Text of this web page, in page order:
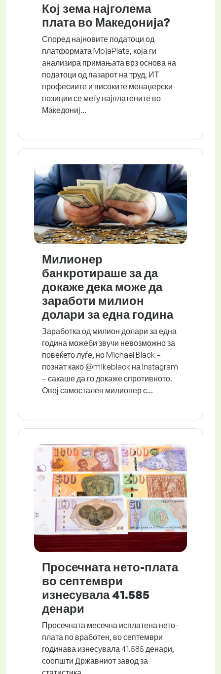
Кој зема најголема
плата во Македонија?
Според најновите податоци од
платформата MojaPlata, која ги
анализира примањата врз основа на
податоци од пазарот на труд, ИТ
професиите и високите менаџерски
позиции се меѓу најплатените во
Македониј...
Милионер
банкротираше за да
докаже дека може да
заработи милион
долари за една година
Заработка од милион долари за една
година можеби звучи невозможно за
повеќето луѓе, но Michael Black –
познат како @mikeblack на Instagram
– сакаше да го докаже спротивното.
Овој самостален милионер с...
Просечната нето-плата
во септември
изнесувала 41.585
денари
Просечната месечна исплатена нето-
плата по вработен, во септември
годинава изнесувала 41.585 денари,
соопшти Државниот завод за